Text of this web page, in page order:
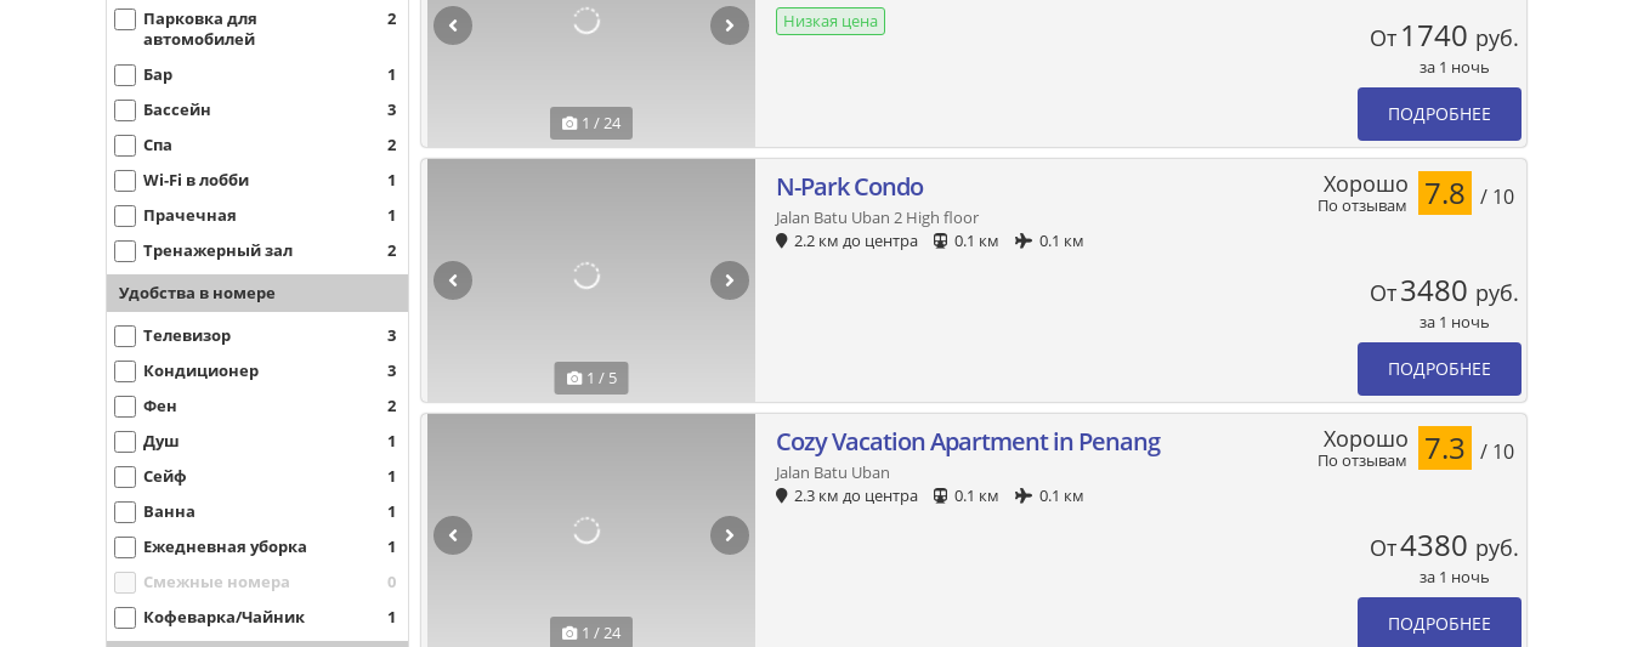
Парковка для
автомобилей
2
Бар
1
Бассейн
3
Спа
2
Wi-Fi в лобби
1
Прачечная
1
Тренажерный зал
2
Удобства в номере
Телевизор
3
Кондиционер
3
Фен
2
Душ
1
Сейф
1
Ванна
1
Ежедневная уборка
1
Смежные номера
0
Кофеварка/Чайник
1
1 / 24
Низкая цена
От 1740 руб.
за 1 ночь
ПОДРОБНЕЕ
1 / 5
N-Park Condo
Jalan Batu Uban 2 High floor
2.2 км до центра
0.1 км 0.1 км
По отзывам
Хорошо 7.8 / 10
От3480 руб.
за 1 ночь
ПОДРОБНЕЕ
1 / 24
Cozy Vacation Apartment in Penang
Jalan Batu Uban
2.3 км до центра
0.1 км 0.1 км
По отзывам
Хорошо 7.3 / 10
От4380 руб.
за 1 ночь
ПОДРОБНЕЕ